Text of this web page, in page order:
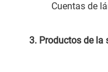
Cuentas de
3. Productos de la